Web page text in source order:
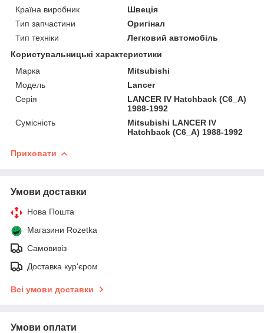
Країна виробник
Швеція
Тип запчастини
Оригінал
Тип техніки
Легковий автомобіль
Користувальницькі характеристики
Марка
Mitsubishi
Мoдель
Lancer
Серія
LANCER IV Hatchback (C6_A)
1988-1992
Сумісність
Mitsubishi LANCER IV
Hatchback (C6_A) 1988-1992
Приховати
Умови доставки
Нова Пошта
Магазини Rozetka
Самовивіз
Доставка кур'єром
Всі умови доставки
Умови оплати